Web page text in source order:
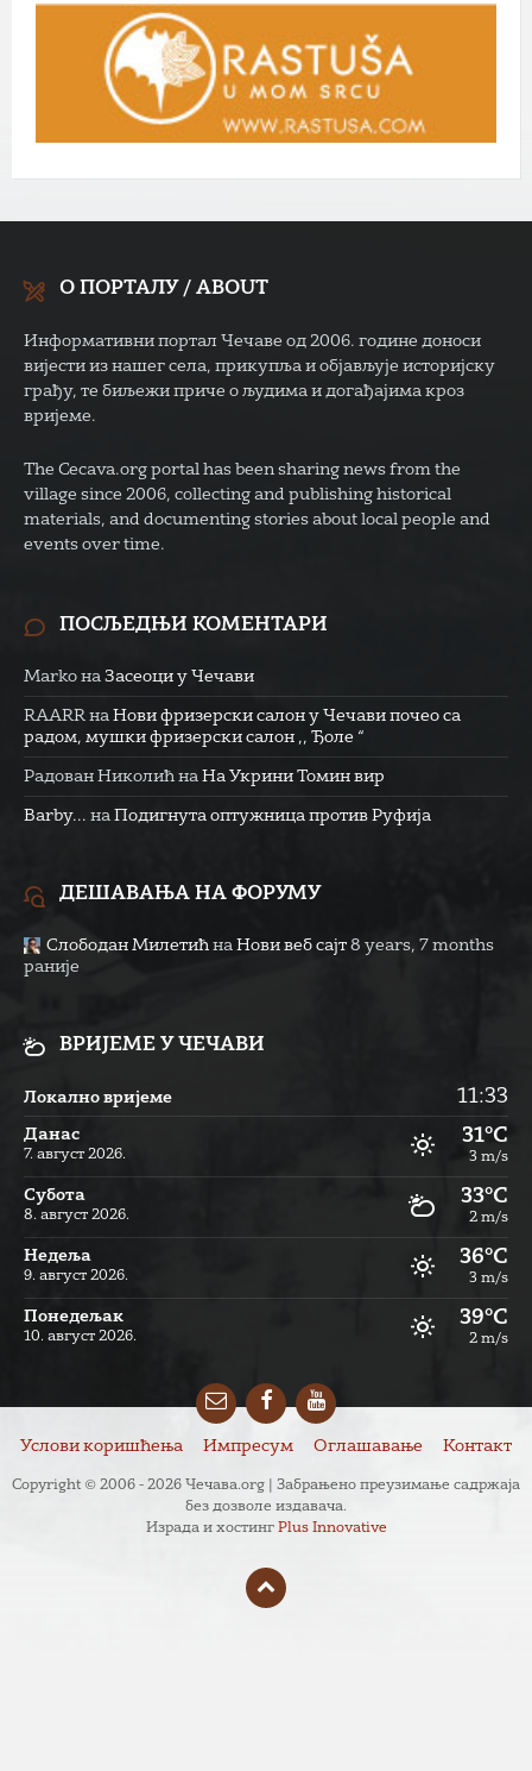
О ПОРТАЛУ / ABOUT
Информативни портал Чечаве од 2006. године доноси
вијести из нашег села, прикупља и објављује историјску
грађу, те биљежи приче о људима и догађајима кроз
вријеме.
The Cecava.org portal has been sharing news from the
village since 2006, collecting and publishing historical
materials, and documenting stories about local people and
events over time.
ПОСЉЕДЊИ КОМЕНТАРИ
Marko на Засеоци у Чечави
RAARR на Нови фризерски салон у Чечави почео са
радом, мушки фризерски салон ,, Ђоле “
Радован Николић на На Укрини Томин вир
Barby... на Подигнута оптужница против Руфија
ДЕШАВАЊА НА ФОРУМУ
Слободан Милетић на Нови веб сајт 8 years, 7 months
раније
ВРИЈЕМЕ У ЧЕЧАВИ
Локално вријеме 11:33
Данас
7. август 2026.
31°C
3 m/s
Субота
8. август 2026.
33°C
2 m/s
Недеља
9. август 2026.
36°C
3 m/s
Понедељак
10. август 2026.
39°C
2 m/s
EmailFacebookYouTube
Услови коришћења Импресум Оглашавање Контакт
Copyright © 2006 - 2026 Чечава.org | Забрањено преузимање садржаја
без дозволе издавача.
Израда и хостинг Plus Innovative